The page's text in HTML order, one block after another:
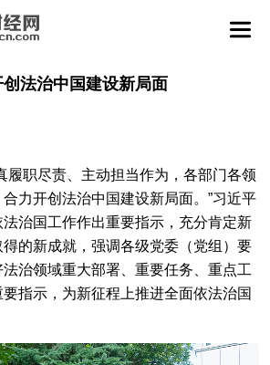
法治中国建设新局面
履职尽责、主动担当作为，各部门各领
力开创法治中国建设新局面。”习近平
治国工作作出重要指示，充分肯定新
的新成就，强调各级党委（党组）要
治领域重大部署、重要任务、重点工
指示，为新征程上推进全面依法治国